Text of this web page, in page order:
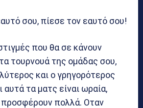
σου, πίεσε τον εαυτό σου!
που θα σε κάνουν
τουρνουά της ομάδας σου,
και ο γρηγορότερος
αυτά τα ματς είναι ωραία,
πολλά. Οταν